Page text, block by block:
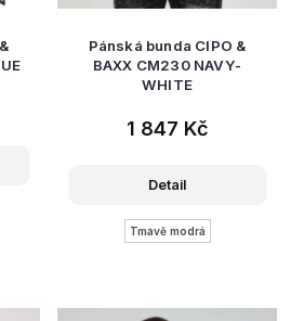
Pánská bunda CIPO &
BAXX CM230 NAVY-
WHITE
1 847 Kč
Detail
Tmavě modrá